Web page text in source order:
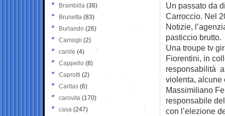
Un passato da
Carroccio. Nel
Notizie,
pasticcio brutto.
Una troupe tv
Fiorentini, in
responsabilità
violenta, alcune
Massimiliano
responsabile
con l’elezione
Brambilla (38)
Brunetta (83)
Burlando (26)
Camogli (2)
canile (4)
Cappello (8)
Caprotti (2)
Caritas (6)
carovita (170)
casa (247)